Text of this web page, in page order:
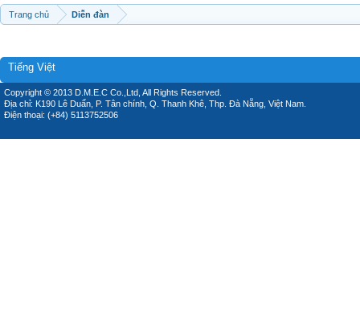
Trang chủ Diễn đàn
Tiếng Việt
Copyright © 2013 D.M.E.C Co.,Ltd, All Rights Reserved.
Địa chỉ: K190 Lê Duẩn, P. Tân chính, Q. Thanh Khê, Thp. Đà Nẵng, Việt Nam.
Điện thoại: (+84) 5113752506